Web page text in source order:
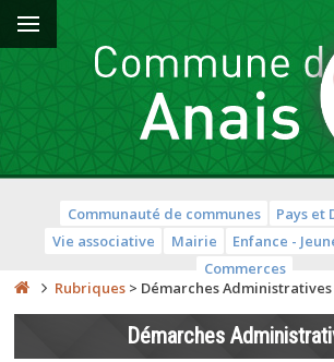
Communauté de communes
Pays et
Vie associative
Mairie Enfance -
Commerces
Rubriques > Démarches Administratives
Démarches